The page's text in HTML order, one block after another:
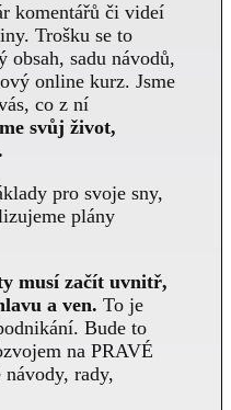
komentářů či videí
Trošku se to
obsah, sadu návodů,
online kurz. Jsme
co z ní
svůj život,
pro svoje sny,
plány
musí začít uvnitř,
a ven. To je
Bude to
na PRAVÉ
rady,